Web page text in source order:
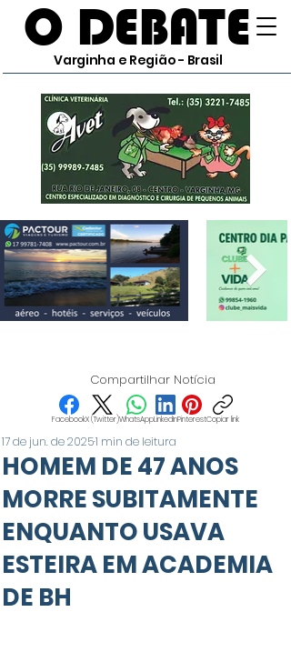
O DEBATE
Varginha e Região - Brasil
Compartilhar Notícia
FacebookX (Twitter)WhatsAppLinkedInPinterestCopiar link
HOMEM DE 47 ANOS
MORRE SUBITAMENTE
ENQUANTO USAVA
ESTEIRA EM ACADEMIA
DE BH
17 de jun. de 20251 min de leitura